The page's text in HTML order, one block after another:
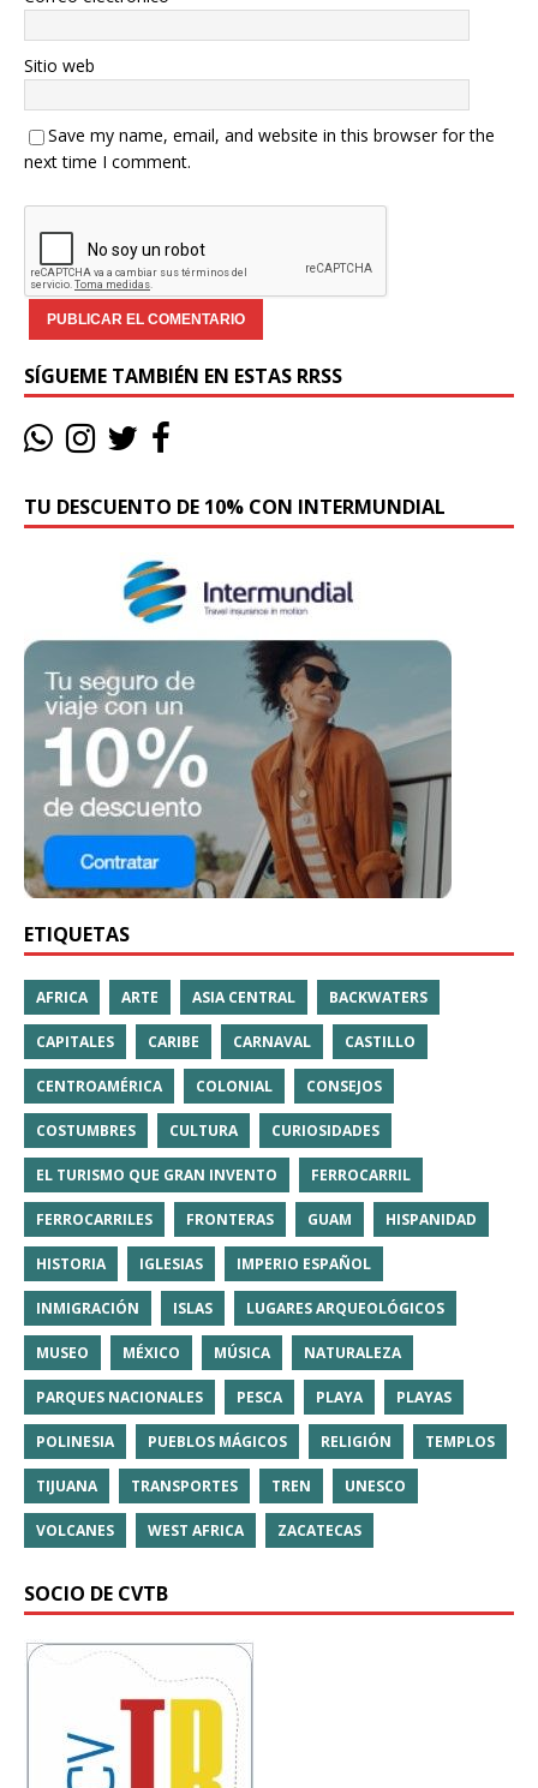
Sitio web
Save my name, email, and website in this browser for the
next time I comment.
SÍGUEME TAMBIÉN EN ESTAS RRSS
TU DESCUENTO DE 10% CON INTERMUNDIAL
ETIQUETAS
AFRICA ARTE ASIA CENTRAL BACKWATERS
CAPITALES CARIBE CARNAVAL CASTILLO
CENTROAMÉRICA COLONIAL CONSEJOS
COSTUMBRES CULTURA CURIOSIDADES
EL TURISMO QUE GRAN INVENTO FERROCARRIL
FERROCARRILES FRONTERAS GUAM HISPANIDAD
HISTORIA IGLESIAS IMPERIO ESPAÑOL
INMIGRACIÓN ISLAS LUGARES ARQUEOLÓGICOS
MUSEO MÉXICO MÚSICA NATURALEZA
PARQUES NACIONALES PESCA PLAYA PLAYAS
POLINESIA PUEBLOS MÁGICOS RELIGIÓN TEMPLOS
TIJUANA TRANSPORTES TREN UNESCO
VOLCANES WEST AFRICA ZACATECAS
SOCIO DE CVTB